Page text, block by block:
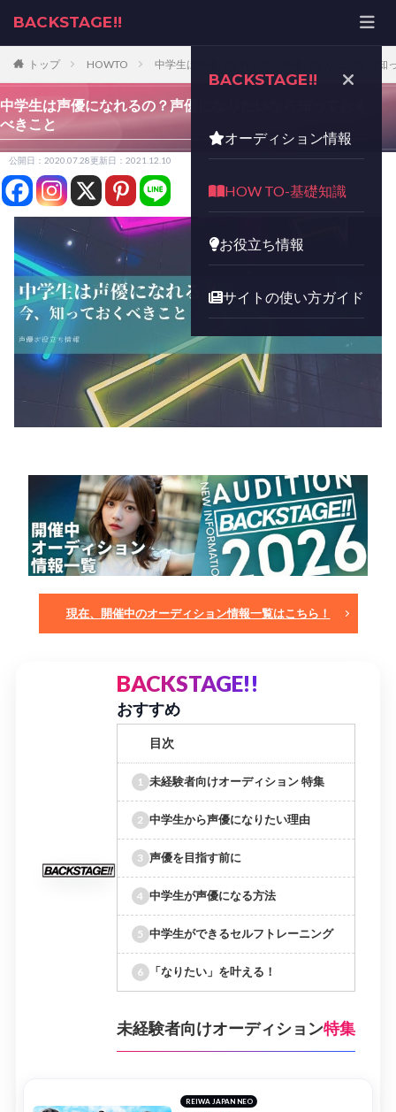
BACKSTAGE!!
BACKSTAGE!!
オーディション情報
HOW TO-基礎知識
お役立ち情報
サイトの使い方ガイド
トップ HOWTO 中学生は声優になれるの？声優になりたいなら知
中学生は声優になれるの？声優になりたいなら知っておく
べきこと
公開日：2020.07.28更新日：2021.12.10
現在、開催中のオーディション情報一覧はこちら！
BACKSTAGE!!
おすすめ
目次
未経験者向けオーディション 特集
中学生から声優になりたい理由
声優を目指す前に
中学生が声優になる方法
中学生ができるセルフトレーニング
「なりたい」を叶える！
未経験者向けオーディション特集
REIWA JAPAN NEO